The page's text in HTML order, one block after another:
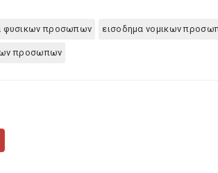
φυσικων προσωπων εισοδημα νομικων
προσωπων